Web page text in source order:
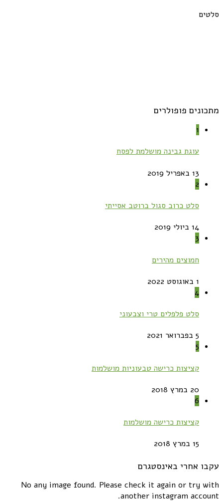
סלטים
מתכונים פופולרים
1
עוגת גבינה מושלמת לפסח
13 באפריל 2019
2
סלט כרוב סגול ברוטב אסייתי
14 ביולי 2019
3
חמוצים מהירים
1 באוגוסט 2022
4
סלט פלפלים טרי וצבעוני
5 בפברואר 2021
5
קציצות כרישה טבעוניות מושלמות
20 במרץ 2018
6
קציצות כרישה מושלמות
15 במרץ 2018
עקבו אחרי באינסטגרם
No any image found. Please check it again or try with
another instagram account.